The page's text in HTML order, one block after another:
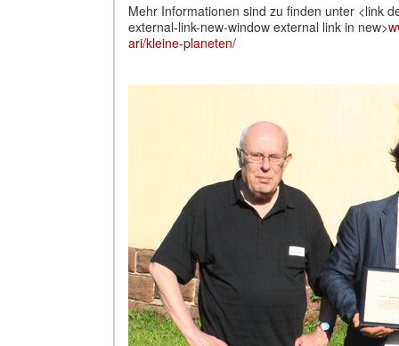
Mehr Informationen sind zu finden unter <link
external-link-new-window external link in new>
ari/kleine-planeten/